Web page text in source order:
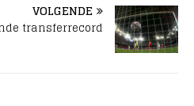
VOLGENDE
transferrecord